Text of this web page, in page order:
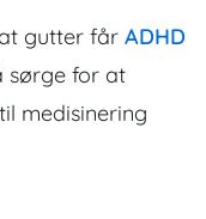
gutter får ADHD
sørge for at
medisinering